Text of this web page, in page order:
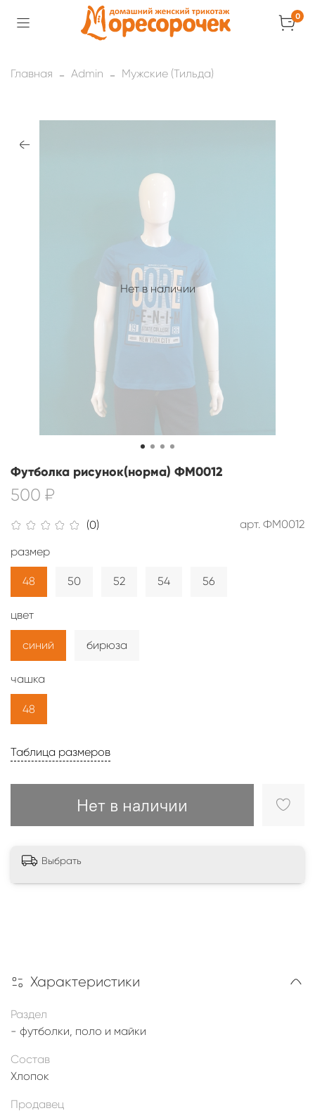
0
Главная Admin Мужские (Тильда)
Нет в наличии
(0) арт. ФМ0012
Футболка рисунок(норма) ФМ0012
500 ₽
Таблица размеров
Нет в наличии
размер
48 50 52 54 56
цвет
синий бирюза
чашка
48
Выбрать
Характеристики
Раздел
- футболки, поло и майки
Состав
Хлопок
Продавец